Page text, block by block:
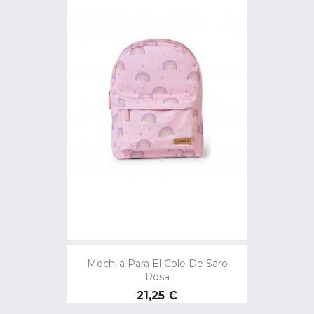
Mochila Para El Cole De Saro
Rosa
Precio
21,25 €